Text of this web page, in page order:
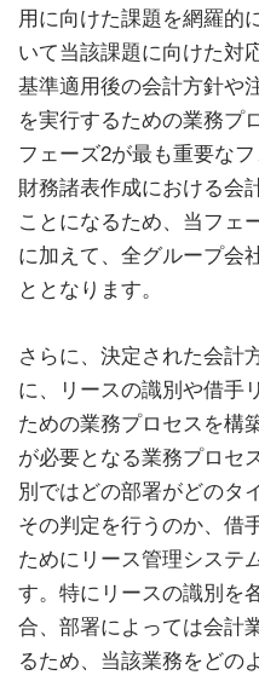
用に向けた課題を網羅的
いて当該課題に向けた対
基準適用後の会計方針や
を実行するための業務プ
フェーズ2が最も重要な
財務諸表作成における会
ことになるため、当フェ
に加えて、全グループ会
ととなります。
さらに、決定された会計
に、リースの識別や借手
ための業務プロセスを構
が必要となる業務プロセ
別ではどの部署がどのタ
その判定を行うのか、借
ためにリース管理システ
す。特にリースの識別を
合、部署によっては会計
るため、当該業務をどの